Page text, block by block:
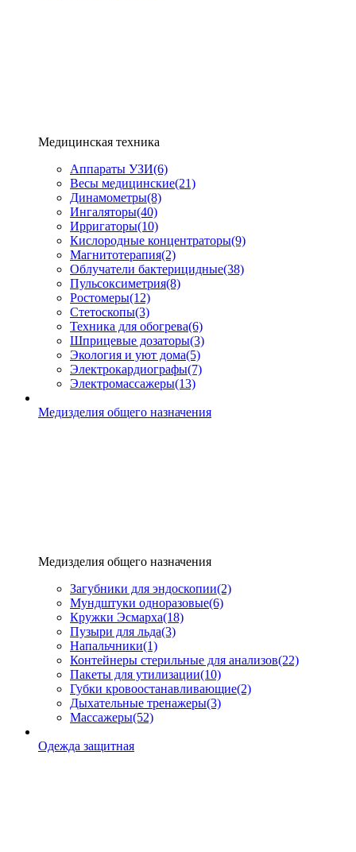
Медицинская техника
Аппараты УЗИ(6)
Весы медицинские(21)
Динамометры(8)
Ингаляторы(40)
Ирригаторы(10)
Кислородные концентраторы(9)
Магнитотерапия(2)
Облучатели бактерицидные(38)
Пульсоксиметрия(8)
Ростомеры(12)
Стетоскопы(3)
Техника для обогрева(6)
Шприцевые дозаторы(3)
Экология и уют дома(5)
Электрокардиографы(7)
Электромассажеры(13)
Медизделия общего назначения
Медизделия общего назначения
Загубники для эндоскопии(2)
Мундштуки одноразовые(6)
Кружки Эсмарха(18)
Пузыри для льда(3)
Напальчники(1)
Контейнеры стерильные для анализов(22)
Пакеты для утилизации(10)
Губки кровоостанавливающие(2)
Дыхательные тренажеры(3)
Массажеры(52)
Одежда защитная